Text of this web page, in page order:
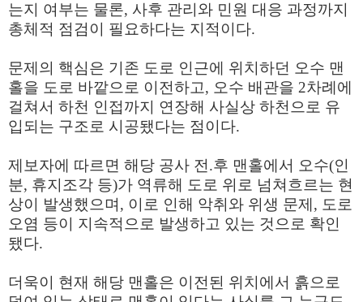
는지 여부는 물론, 사후 관리와 민원 대응 과정까지
총체적 점검이 필요하다는 지적이다.
문제의 핵심은 기존 도로 인근에 위치하던 오수 맨
홀을 도로 바깥으로 이전하고, 오수 배관을 2차례에
걸쳐서 하천 인접까지 연장해 사실상 하천으로 유
입되는 구조로 시공됐다는 점이다.
제보자에 따르면 해당 공사 전.후 맨홀에서 오수(인
분, 휴지조각 등)가 역류해 도로 위로 넘쳐흐르는 현
상이 발생했으며, 이로 인해 악취와 위생 문제, 도로
오염 등이 지속적으로 발생하고 있는 것으로 확인
됐다.
더욱이 현재 해당 맨홀은 이전된 위치에서 흙으로